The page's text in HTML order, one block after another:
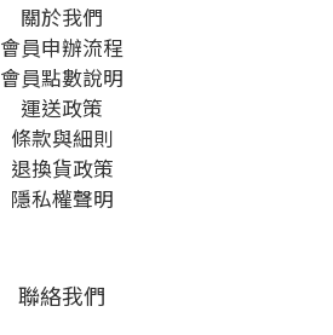
關於我們
會員申辦流程
會員點數說明
運送政策
條款與細則
退換貨政策
隱私權聲明
聯絡我們